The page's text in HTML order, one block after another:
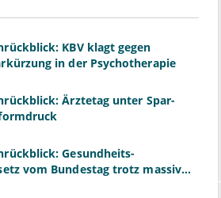
KBV klagt gegen
in der Psychotherapie
Ärztetag unter Spar-
Gesundheits-
vom Bundestag trotz massiver